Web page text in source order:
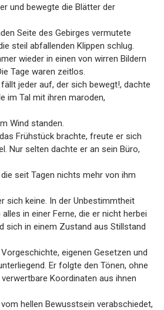
und bewegte die Blätter der
Seite des Gebirges vermutete
steil abfallenden Klippen schlug.
wieder in einen von wirren Bildern
Tage waren zeitlos.
jeder auf, der sich bewegt!, dachte
im Tal mit ihren maroden,
Wind standen.
Frühstück brachte, freute er sich
Nur selten dachte er an sein Büro,
seit Tagen nichts mehr von ihm
sich keine. In der Unbestimmtheit
in einer Ferne, die er nicht herbei
sich in einem Zustand aus Stillstand
eigenen Gesetzen und
Er folgte den Tönen, ohne
Koordinaten aus ihnen
hellen Bewusstsein verabschiedet,